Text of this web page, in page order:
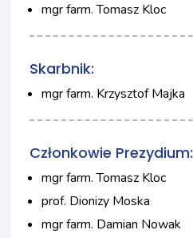
mgr farm. Tomasz Kloc
Skarbnik:
mgr farm. Krzysztof Majka
Członkowie Prezydium:
mgr farm. Tomasz Kloc
prof. Dionizy Moska
mgr farm. Damian Nowak